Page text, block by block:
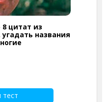
цитат из
названия
тест